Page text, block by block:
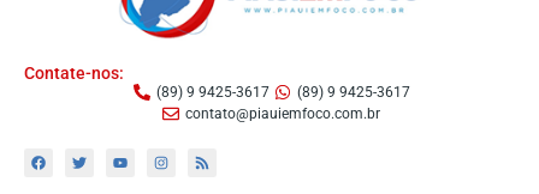
Contate-nos:
(89) 9 9425-3617
(89) 9 9425-3617
contato@piauiemfoco.com.br